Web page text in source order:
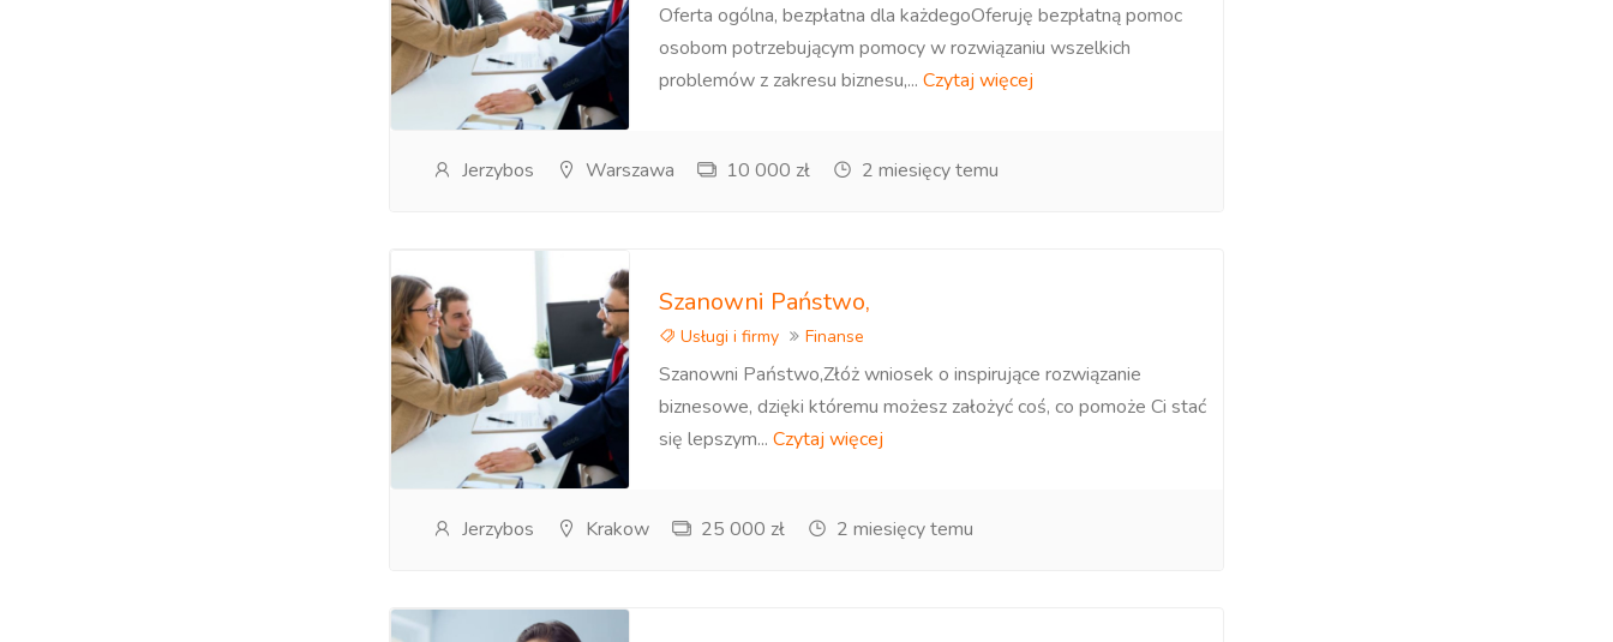
Oferta ogólna, bezpłatna dla każdegoOferuję bezpłatną pomoc
osobom potrzebującym pomocy w rozwiązaniu wszelkich
problemów z zakresu biznesu,... Czytaj więcej
Jerzybos Warszawa 10 000 zł 2 miesięcy temu
Szanowni Państwo,
Usługi i firmy Finanse
Szanowni Państwo,Złóż wniosek o inspirujące rozwiązanie
biznesowe, dzięki któremu możesz założyć coś, co pomoże Ci stać
się lepszym... Czytaj więcej
Jerzybos Krakow 25 000 zł 2 miesięcy temu